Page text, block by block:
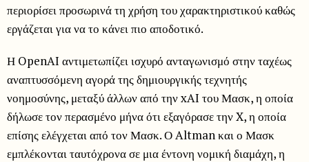
περιορίσει προσωρινά τη χρήση του χαρακτηριστικού καθώς
εργάζεται για να το κάνει πιο αποδοτικό.
Η OpenAI αντιμετωπίζει ισχυρό ανταγωνισμό στην ταχέως
αναπτυσσόμενη αγορά της δημιουργικής τεχνητής
νοημοσύνης, μεταξύ άλλων από την xAI του Μασκ, η οποία
δήλωσε τον περασμένο μήνα ότι εξαγόρασε την X, η οποία
επίσης ελέγχεται από τον Μασκ. Ο Altman και ο Μασκ
εμπλέκονται ταυτόχρονα σε μια έντονη νομική διαμάχη, η